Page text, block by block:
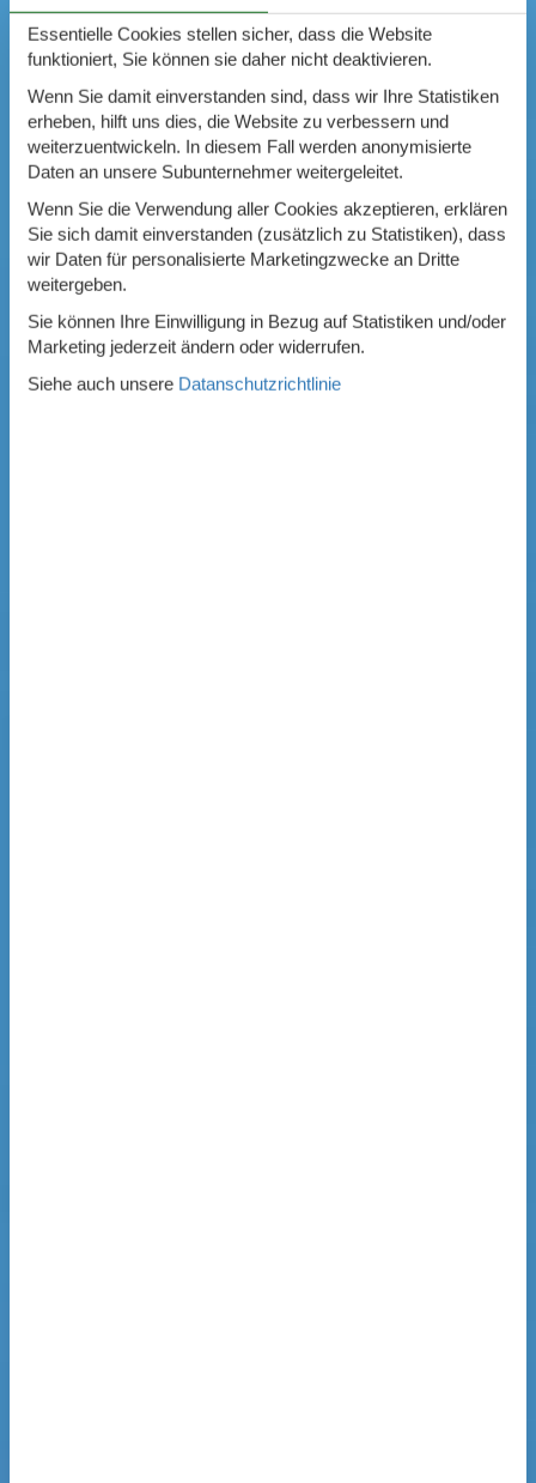
Essentielle Cookies stellen sicher, dass die Website
funktioniert, Sie können sie daher nicht deaktivieren.
Wenn Sie damit einverstanden sind, dass wir Ihre Statistiken
erheben, hilft uns dies, die Website zu verbessern und
weiterzuentwickeln. In diesem Fall werden anonymisierte
Daten an unsere Subunternehmer weitergeleitet.
Wenn Sie die Verwendung aller Cookies akzeptieren, erklären
Sie sich damit einverstanden (zusätzlich zu Statistiken), dass
wir Daten für personalisierte Marketingzwecke an Dritte
weitergeben.
Sie können Ihre Einwilligung in Bezug auf Statistiken und/oder
Marketing jederzeit ändern oder widerrufen.
Siehe auch unsere Datanschutzrichtlinie